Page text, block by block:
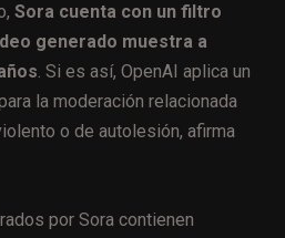
Sora cuenta con un filtro
generado muestra a
. Si es así, OpenAI aplica un
la moderación relacionada
o de autolesión, afirma
por Sora contienen